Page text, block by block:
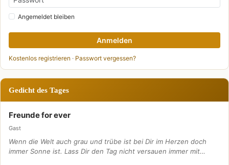
Angemeldet bleiben
Anmelden
Kostenlos registrieren · Passwort vergessen?
Gedicht des Tages
Freunde for ever
Gast
Wenn die Welt auch grau und trübe ist bei Dir im Herzen doch
immer Sonne ist. Lass Dir den Tag nicht versauen immer mit…